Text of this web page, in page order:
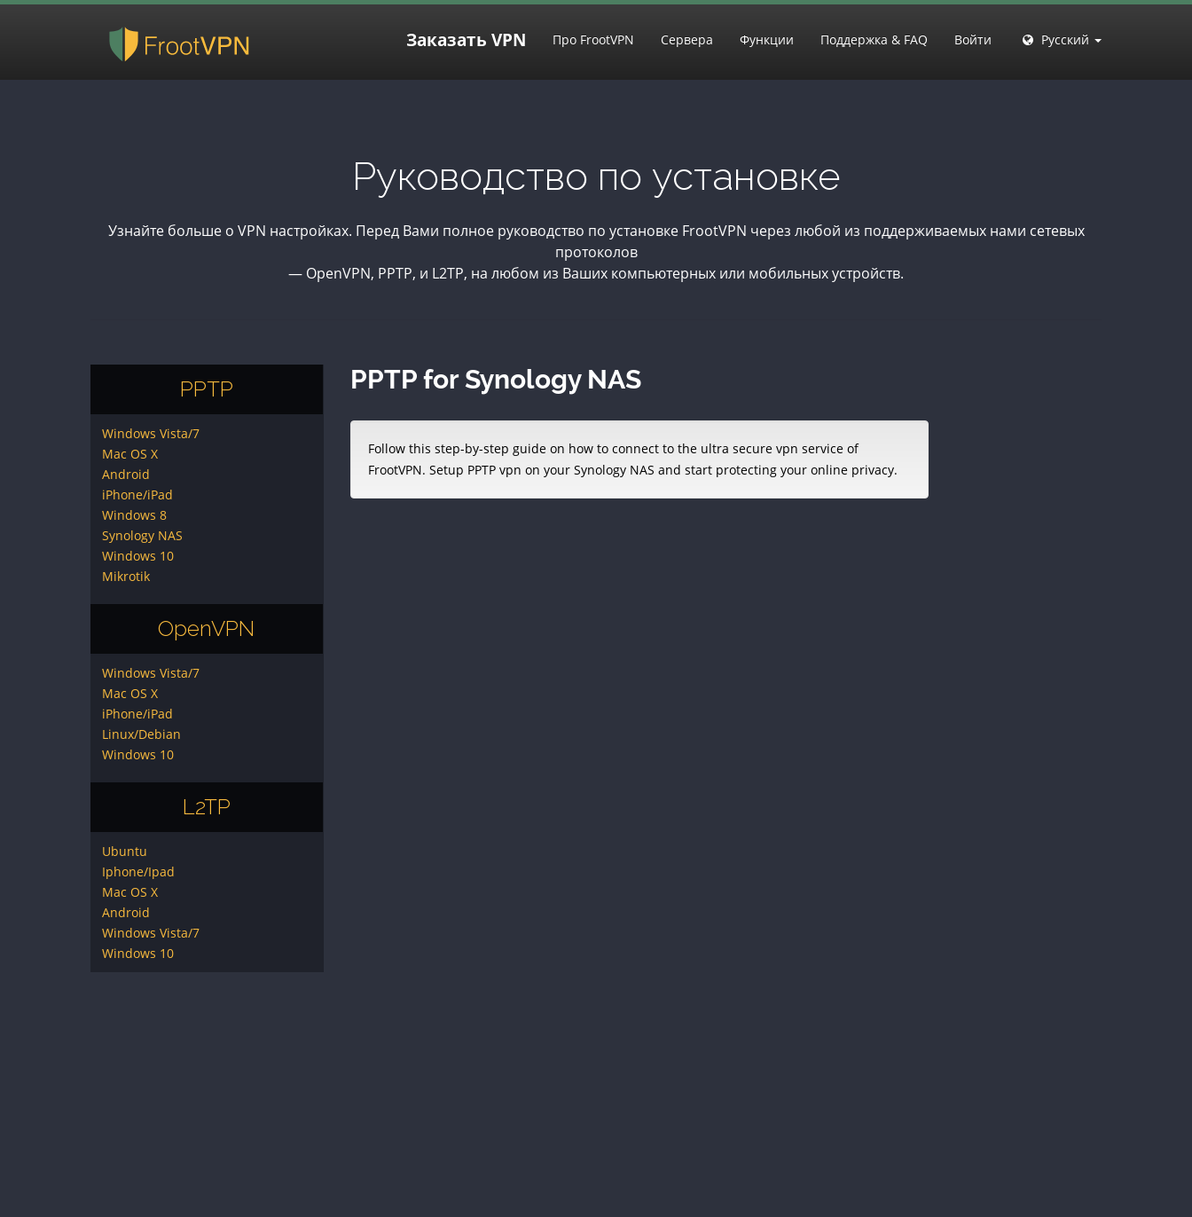
Заказать VPN Про FrootVPN Сервера Функции Поддержка & FAQ Войти Русский
Руководство по установке
Узнайте больше о VPN настройках. Перед Вами полное руководство по установке FrootVPN через любой из поддерживаемых нами сетевых
протоколов
— OpenVPN, PPTP, и L2TP, на любом из Ваших компьютерных или мобильных устройств.
PPTP
Windows Vista/7
Mac OS X
Android
iPhone/iPad
Windows 8
Synology NAS
Windows 10
Mikrotik
OpenVPN
Windows Vista/7
Mac OS X
iPhone/iPad
Linux/Debian
Windows 10
L2TP
Ubuntu
Iphone/Ipad
Mac OS X
Android
Windows Vista/7
Windows 10
PPTP for Synology NAS
Follow this step-by-step guide on how to connect to the ultra secure vpn service of
FrootVPN. Setup PPTP vpn on your Synology NAS and start protecting your online privacy.